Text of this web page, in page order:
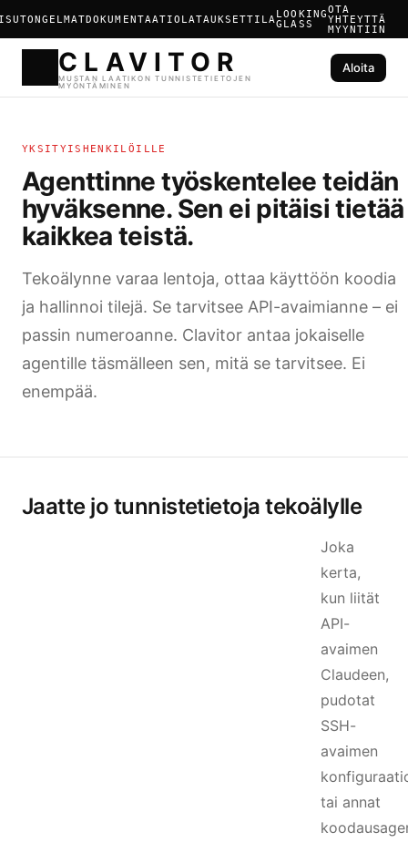
ONGELMATDOKUMENTAATIO LATAUKSETTILA LOOKING
GLASS
OTA
YHTEYTTÄ
MYYNTIIN
MUSTAN LAATIKON
MYÖNTÄMINEN
Aloita
YKSITYISHENKILÖILLE
Agenttinne työskentelee teidän
hyväksenne. Sen ei pitäisi tietää
kaikkea teistä.
Tekoälynne varaa lentoja, ottaa käyttöön koodia
ja hallinnoi tilejä. Se tarvitsee API-avaimianne – ei
passin numeroanne. Clavitor antaa jokaiselle
agentille täsmälleen sen, mitä se tarvitsee. Ei
enempää.
Jaatte jo tunnistetietoja tekoälylle
Joka
kerta,
kun liität
API-
avaimen
Claudeen,
pudotat
SSH-
avaimen
tai annat